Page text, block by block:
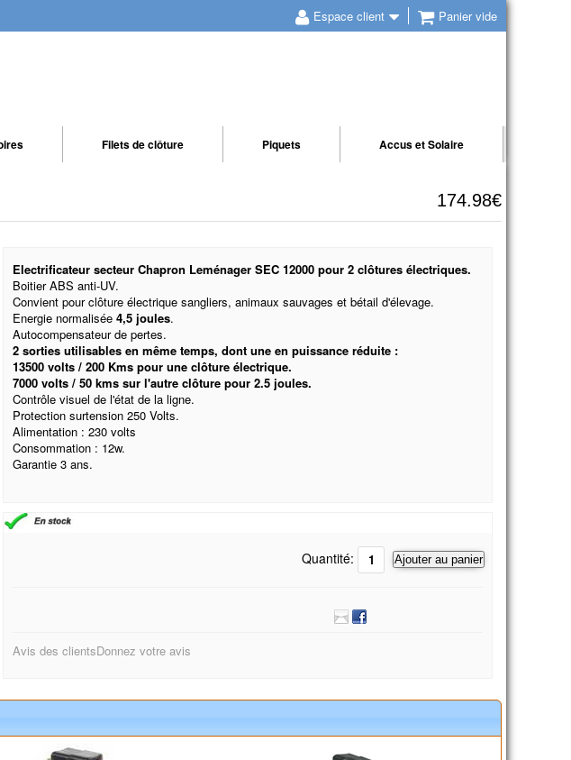
Espace client Panier vide
Filets de clôture Piquets Accus et Solaire
174.98€
Electrificateur secteur Chapron Leménager SEC 12000 pour 2 clôtures électriques.
Boitier ABS anti-UV.
Convient pour clôture électrique sangliers, animaux sauvages et bétail d'élevage.
Energie normalisée 4,5 joules.
Autocompensateur de pertes.
2 sorties utilisables en même temps, dont une en puissance réduite :
13500 volts / 200 Kms pour une clôture électrique.
7000 volts / 50 kms sur l'autre clôture pour 2.5 joules.
Contrôle visuel de l'état de la ligne.
Protection surtension 250 Volts.
Alimentation : 230 volts
Consommation : 12w.
Garantie 3 ans.
Quantité: Ajouter au panier
Avis des clientsDonnez votre avis